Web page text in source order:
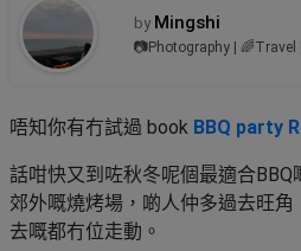
Party
Room
會
食
特
活
動
搞
Party
活
動
攻
去
處
Room
#
影
相
好
by Mingshi
📷Photography | 🌈Travel
唔知你有冇試過 book BBQ party
話咁快又到咗秋冬呢個最適合BBQ
郊外嘅燒烤場，啲人仲多過去旺
去嘅都冇位走動。